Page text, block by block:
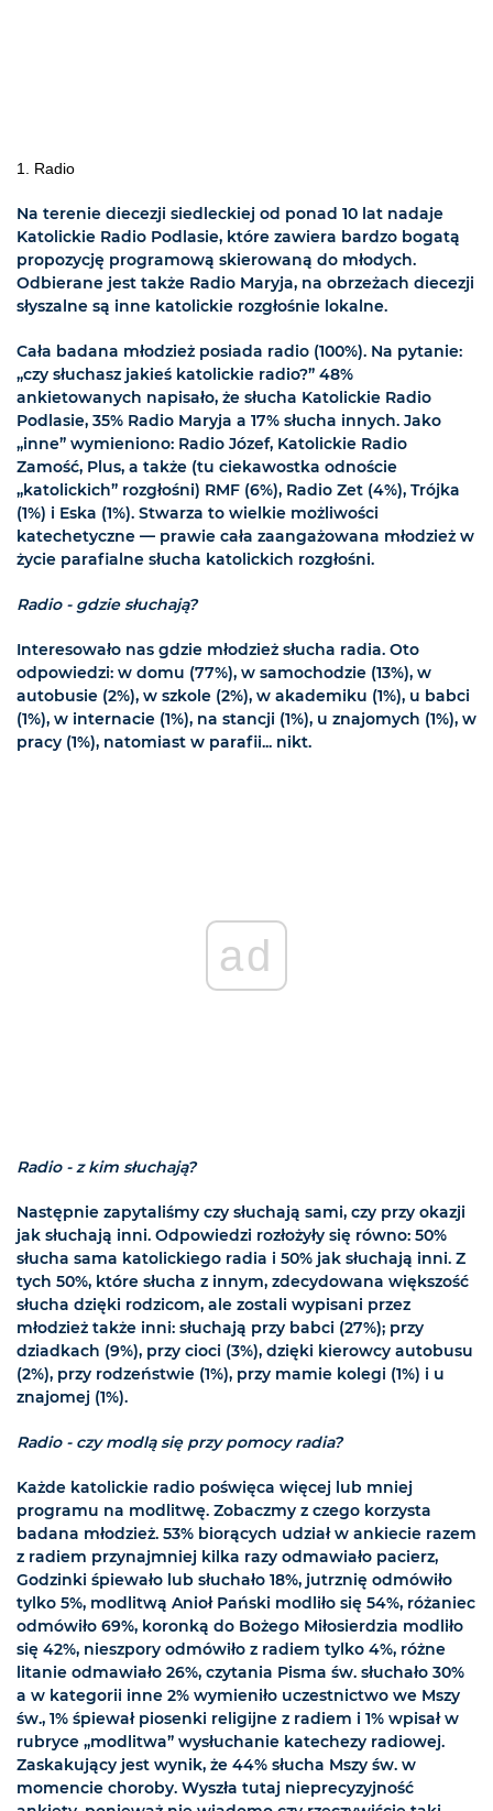
1. Radio
Na terenie diecezji siedleckiej od ponad 10 lat nadaje
Katolickie Radio Podlasie, które zawiera bardzo bogatą
propozycję programową skierowaną do młodych.
Odbierane jest także Radio Maryja, na obrzeżach diecezji
słyszalne są inne katolickie rozgłośnie lokalne.
Cała badana młodzież posiada radio (100%). Na pytanie:
„czy słuchasz jakieś katolickie radio?” 48%
ankietowanych napisało, że słucha Katolickie Radio
Podlasie, 35% Radio Maryja a 17% słucha innych. Jako
„inne” wymieniono: Radio Józef, Katolickie Radio
Zamość, Plus, a także (tu ciekawostka odnoście
„katolickich” rozgłośni) RMF (6%), Radio Zet (4%), Trójka
(1%) i Eska (1%). Stwarza to wielkie możliwości
katechetyczne — prawie cała zaangażowana młodzież w
życie parafialne słucha katolickich rozgłośni.
Radio - gdzie słuchają?
Interesowało nas gdzie młodzież słucha radia. Oto
odpowiedzi: w domu (77%), w samochodzie (13%), w
autobusie (2%), w szkole (2%), w akademiku (1%), u babci
(1%), w internacie (1%), na stancji (1%), u znajomych (1%), w
pracy (1%), natomiast w parafii... nikt.
ad
Radio - z kim słuchają?
Następnie zapytaliśmy czy słuchają sami, czy przy okazji
jak słuchają inni. Odpowiedzi rozłożyły się równo: 50%
słucha sama katolickiego radia i 50% jak słuchają inni. Z
tych 50%, które słucha z innym, zdecydowana większość
słucha dzięki rodzicom, ale zostali wypisani przez
młodzież także inni: słuchają przy babci (27%); przy
dziadkach (9%), przy cioci (3%), dzięki kierowcy autobusu
(2%), przy rodzeństwie (1%), przy mamie kolegi (1%) i u
znajomej (1%).
Radio - czy modlą się przy pomocy radia?
Każde katolickie radio poświęca więcej lub mniej
programu na modlitwę. Zobaczmy z czego korzysta
badana młodzież. 53% biorących udział w ankiecie razem
z radiem przynajmniej kilka razy odmawiało pacierz,
Godzinki śpiewało lub słuchało 18%, jutrznię odmówiło
tylko 5%, modlitwą Anioł Pański modliło się 54%, różaniec
odmówiło 69%, koronką do Bożego Miłosierdzia modliło
się 42%, nieszpory odmówiło z radiem tylko 4%, różne
litanie odmawiało 26%, czytania Pisma św. słuchało 30%
a w kategorii inne 2% wymieniło uczestnictwo we Mszy
św., 1% śpiewał piosenki religijne z radiem i 1% wpisał w
rubryce „modlitwa” wysłuchanie katechezy radiowej.
Zaskakujący jest wynik, że 44% słucha Mszy św. w
momencie choroby. Wyszła tutaj nieprecyzyjność